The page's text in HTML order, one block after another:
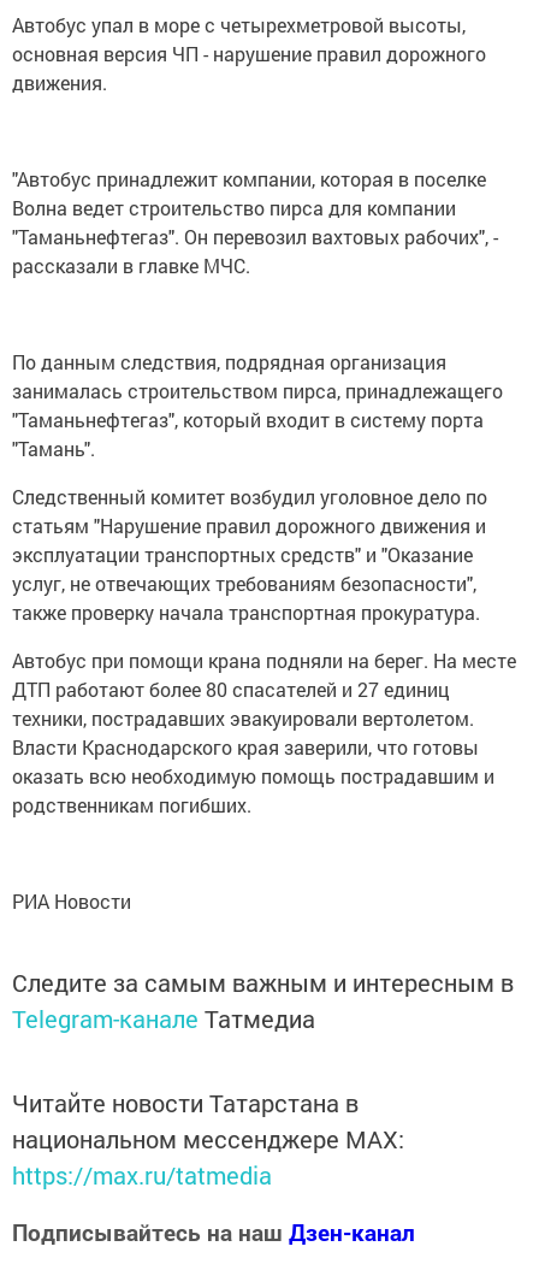
Автобус упал в море с четырехметровой высоты,
основная версия ЧП - нарушение правил дорожного
движения.
"Автобус принадлежит компании, которая в поселке
Волна ведет строительство пирса для компании
"Таманьнефтегаз". Он перевозил вахтовых рабочих", -
рассказали в главке МЧС.
По данным следствия, подрядная организация
занималась строительством пирса, принадлежащего
"Таманьнефтегаз", который входит в систему порта
"Тамань".
Следственный комитет возбудил уголовное дело по
статьям "Нарушение правил дорожного движения и
эксплуатации транспортных средств" и "Оказание
услуг, не отвечающих требованиям безопасности",
также проверку начала транспортная прокуратура.
Автобус при помощи крана подняли на берег. На месте
ДТП работают более 80 спасателей и 27 единиц
техники, пострадавших эвакуировали вертолетом.
Власти Краснодарского края заверили, что готовы
оказать всю необходимую помощь пострадавшим и
родственникам погибших.
РИА Новости
Следите за самым важным и интересным в
Telegram-канале Татмедиа
Читайте новости Татарстана в
национальном мессенджере MАХ:
https://max.ru/tatmedia
Подписывайтесь на наш Дзен-канал